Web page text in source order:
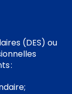
(DES) ou
: